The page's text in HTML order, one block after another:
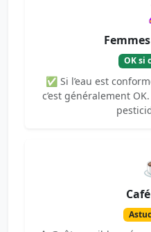
OK si
✅ Si l’eau est
c’est généralement